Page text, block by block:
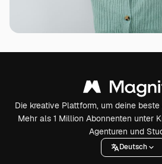
Die kreative Plattform, um deine
Mehr als 1 Million Abonnenten unter
Agenturen und
Deutsch